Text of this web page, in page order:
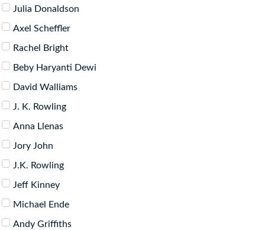
Julia Donaldson
Axel Scheffler
Rachel Bright
Beby Haryanti Dewi
David Walliams
J. K. Rowling
Anna Llenas
Jory John
J.K. Rowling
Jeff Kinney
Michael Ende
Andy Griffiths